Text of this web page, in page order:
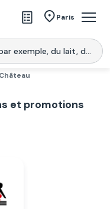
Paris
l'application
et promotions